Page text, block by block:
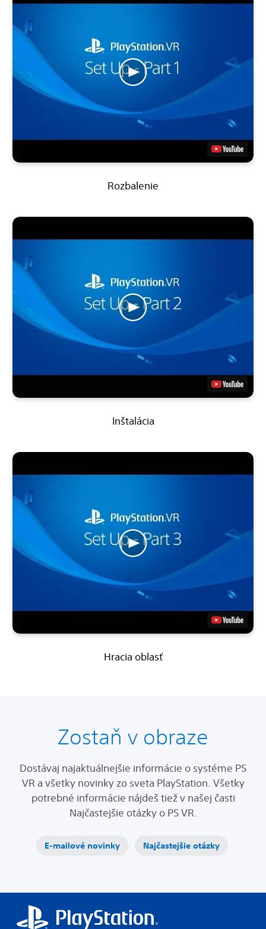
Rozbalenie
Inštalácia
Hracia oblasť
Zostaň v obraze
Dostávaj najaktuálnejšie informácie o systéme PS
VR a všetky novinky zo sveta PlayStation. Všetky
potrebné informácie nájdeš tiež v našej časti
Najčastejšie otázky o PS VR.
E-mailové novinky Najčastejšie otázky